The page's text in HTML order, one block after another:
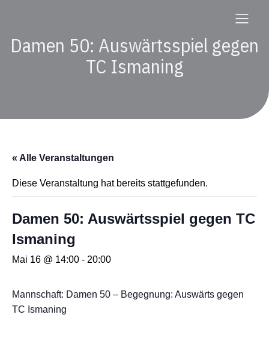
Damen 50: Auswärtsspiel gegen
TC Ismaning
« Alle Veranstaltungen
Diese Veranstaltung hat bereits stattgefunden.
Damen 50: Auswärtsspiel gegen TC
Ismaning
Mai 16 @ 14:00 - 20:00
Mannschaft: Damen 50 – Begegnung: Auswärts gegen
TC Ismaning